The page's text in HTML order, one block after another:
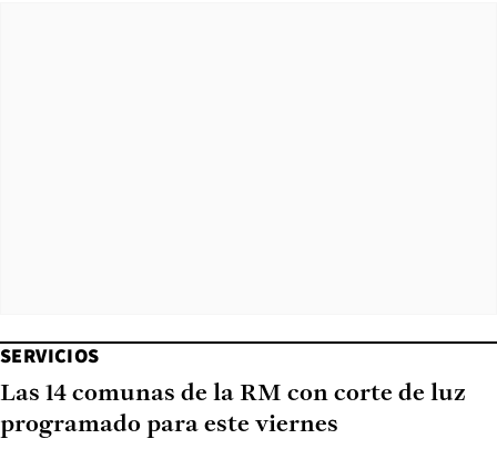
SERVICIOS
Las 14 comunas de la RM con corte de luz
programado para este viernes